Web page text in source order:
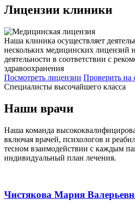
Лицензии клиники
Наша клиника осуществляет
нескольких медицинских лицензий
деятельности в соответствии с
здравоохранения
Посмотреть лицензии Проверить на
Специалисты высочайшего класса
Наши врачи
Наша команда
включая врачей, психологов и
тесном взаимодействии с каждым
индивидуальный план лечения.
Чистякова Мария